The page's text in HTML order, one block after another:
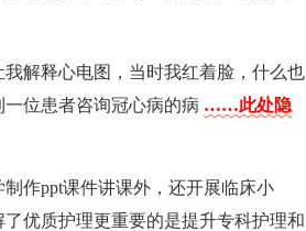
解释心电图，当时我红着脸，什么也
位患者咨询冠心病的病 ……此处隐
作ppt课件讲课外，还开展临床小
优质护理更重要的是提升专科护理和